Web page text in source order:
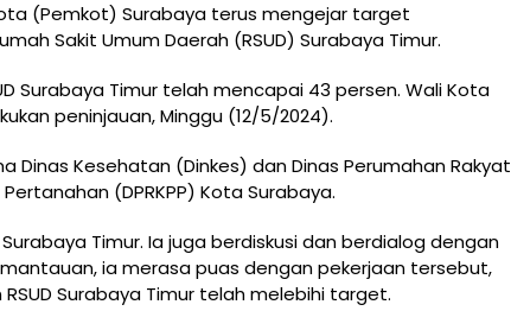
(Pemkot) Surabaya terus mengejar target
Sakit Umum Daerah (RSUD) Surabaya Timur.
Surabaya Timur telah mencapai 43 persen. Wali Kota
peninjauan, Minggu (12/5/2024).
Dinas Kesehatan (Dinkes) dan Dinas Perumahan Rakyat
(DPRKPP) Kota Surabaya.
Surabaya Timur. Ia juga berdiskusi dan berdialog dengan
ia merasa puas dengan pekerjaan tersebut,
Surabaya Timur telah melebihi target.